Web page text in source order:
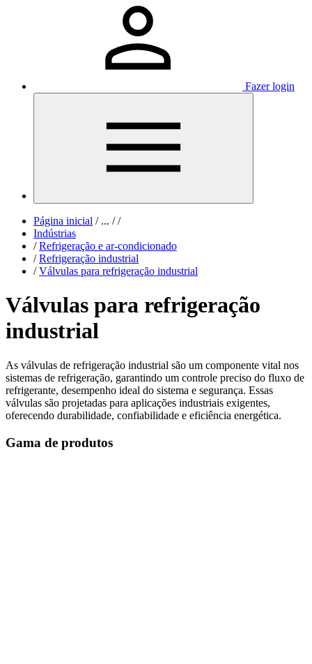
Fazer login
Página inicial /... / /
Indústrias
/ Refrigeração e ar-condicionado
/ Refrigeração industrial
/ Válvulas para refrigeração industrial
Válvulas para refrigeração
industrial
As válvulas de refrigeração industrial são um componente vital nos
sistemas de refrigeração, garantindo um controle preciso do fluxo de
refrigerante, desempenho ideal do sistema e segurança. Essas
válvulas são projetadas para aplicações industriais exigentes,
oferecendo durabilidade, confiabilidade e eficiência energética.
Gama de produtos